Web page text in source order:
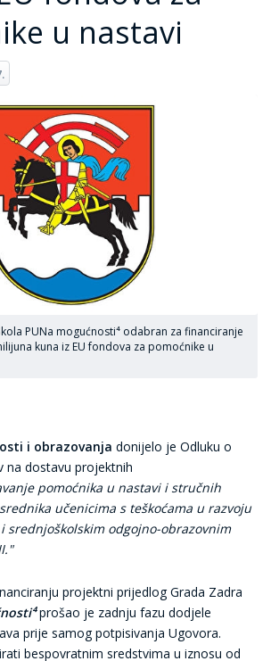
u nastavi
PUNa mogućnosti⁴ odabran za financiranje
kuna iz EU fondova za pomoćnike u
i obrazovanja donijelo je Odluku o
na dostavu projektnih
pomoćnika u nastavi i stručnih
učenicima s teškoćama u razvoju
srednjoškolskim odgojno-obrazovnim
projektni prijedlog Grada Zadra
prošao je zadnju fazu dodjele
prije samog potpisivanja Ugovora.
bespovratnim sredstvima u iznosu od